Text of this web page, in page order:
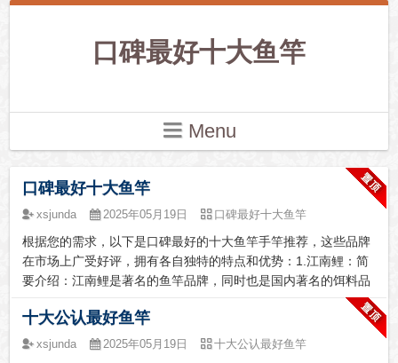
口碑最好十大鱼竿
Menu
口碑最好十大鱼竿
xsjunda 2025年05月19日 口碑最好十大鱼竿
根据您的需求，以下是口碑最好的十大鱼竿手竿推荐，这些品牌
在市场上广受好评，拥有各自独特的特点和优势：‌1.江南鲤：简
要介绍：江南鲤是著名的鱼竿品牌，同时也是国内著名的饵料品
牌，是国内较早一批有自己工厂的鱼竿品牌，自产自销，主打性
价比。推荐理由：市场份额领先，质量非常好，性价比高，主打
舒适性，近几年江南鲤凭借在钓鱼界的声誉开始大力发展钓具，
十大公认最好鱼竿
xsjunda 2025年05月19日 十大公认最好鱼竿